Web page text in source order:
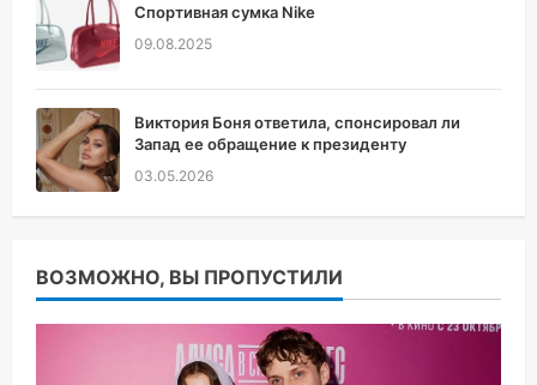
Спортивная сумка Nike
09.08.2025
Виктория Боня ответила, спонсировал ли
Запад ее обращение к президенту
03.05.2026
ВОЗМОЖНО, ВЫ ПРОПУСТИЛИ